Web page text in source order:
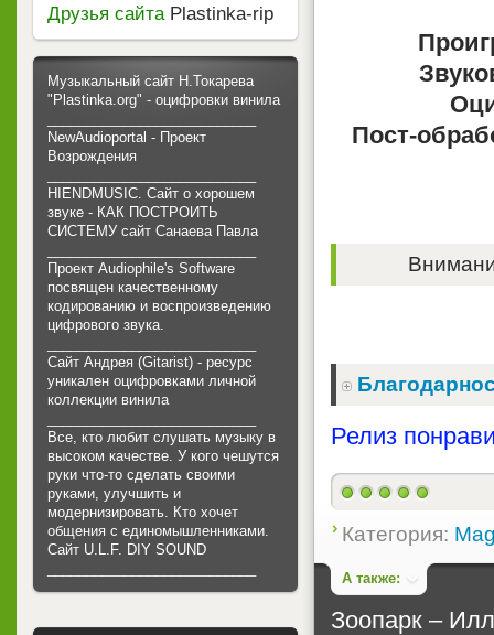
Пост-
Релиз
Категория:
А также:
Зоопарк ‎–
Друзья сайтаPlastinka-rip
Музыкальный сайт Н.Токарева
"Plastinka.org" - оцифровки винила
NewAudioportal - Проект
Возрождения
HIENDMUSIC. Сайт о хорошем
звуке - КАК ПОСТРОИТЬ
СИСТЕМУ сайт Санаева Павла
Проект Audiophile's Software
посвящен качественному
кодированию и воспроизведению
цифрового звука.
Сайт Андрея (Gitarist) - ресурс
уникален оцифровками личной
коллекции винила
Все, кто любит слушать музыку в
высоком качестве. У кого чешутся
руки что-то сделать своими
руками, улучшить и
модернизировать. Кто хочет
общения с единомышленниками.
Cайт U.L.F. DIY SOUND